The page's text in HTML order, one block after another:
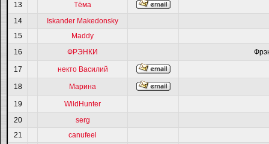
13
Тёма
14
Iskander Makedonsky
15
Maddy
16
ФРЭНКИ
17 некто Василий
18 Марина
19
WildHunter
20
serg
21
canufeel